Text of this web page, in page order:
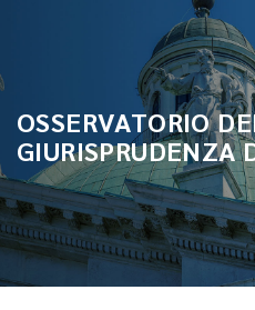
OSSERVATORIO
GIURISPRUDENZA